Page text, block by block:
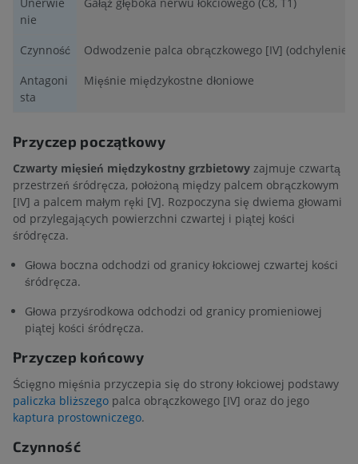
nie
Czynność
Odwodzenie palca obrączkowego [IV] (odchylenie
Antagoni
sta
Mięśnie międzykostne dłoniowe
Przyczep początkowy
Czwarty mięsień międzykostny grzbietowy zajmuje czwartą
przestrzeń śródręcza, położoną między palcem obrączkowym
[IV] a palcem małym ręki [V]. Rozpoczyna się dwiema głowami
od przylegających powierzchni czwartej i piątej kości
śródręcza.
Głowa boczna odchodzi od granicy łokciowej czwartej kości
śródręcza.
Głowa przyśrodkowa odchodzi od granicy promieniowej
piątej kości śródręcza.
Przyczep końcowy
Ścięgno mięśnia przyczepia się do strony łokciowej podstawy
paliczka bliższego palca obrączkowego [IV] oraz do jego
kaptura prostowniczego.
Czynność